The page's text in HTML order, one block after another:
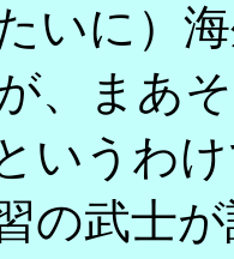
いに）
、まあ
いうわ
の武士